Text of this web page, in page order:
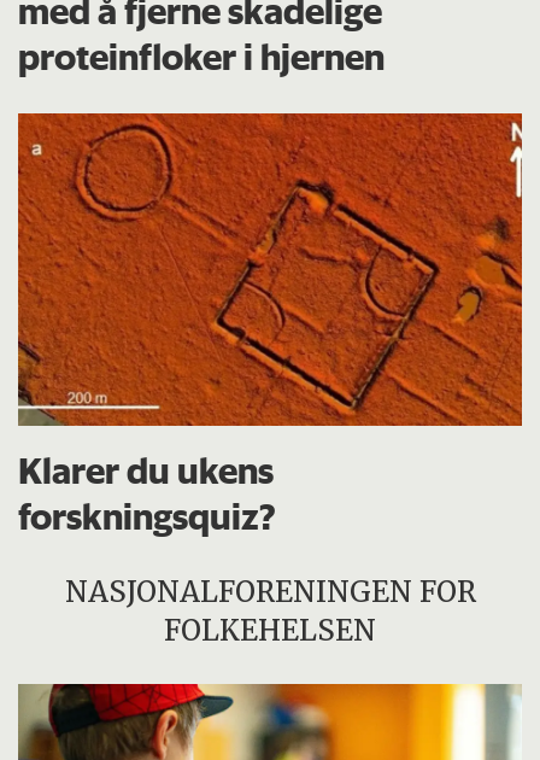
med å fjerne skadelige
proteinfloker i hjernen
Klarer du ukens
forskningsquiz?
NASJONALFORENINGEN FOR
FOLKEHELSEN